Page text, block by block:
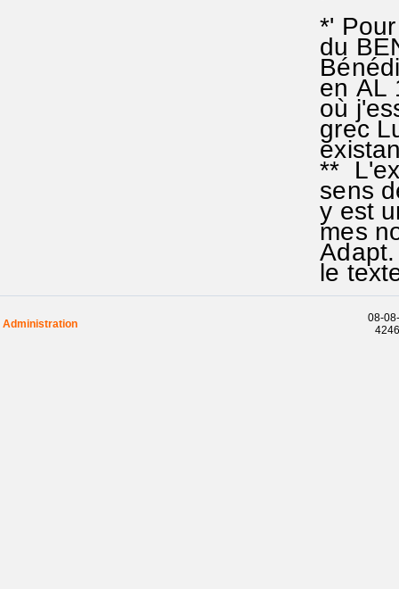
*'
du
en AL
où
grec
**
sens
y est
mes
le
Administration
08-